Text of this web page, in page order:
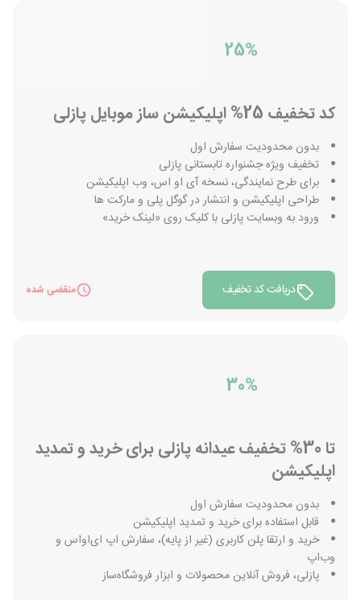
25%
کد تخفیف 25% اپلیکیشن ساز موبایل پازلی
بدون محدودیت سفارش اول
تخفیف ویژه جشنواره تابستانی پازلی
برای طرح نمایندگی، نسخه آی ‌او ‌اس، وب ‌اپلیکیشن
طراحی اپلیکیشن و انتشار در گوگل پلی و مارکت ها
ورود به وبسایت پازلی با کلیک روی «لینک خرید»
دریافت کد تخفیف منقضی شده
30%
تا 30% تخفیف عیدانه پازلی برای خرید و تمدید
اپلیکیشن
بدون محدودیت سفارش اول
قابل استفاده برای خرید و تمدید اپلیکیشن
خرید و ارتقا پلن کاربری (غیر از پایه)، سفارش اپ ای‌او‌اس و
وب‌اپ
پازلی، فروش آنلاین محصولات و ابزار فروشگاه‌ساز